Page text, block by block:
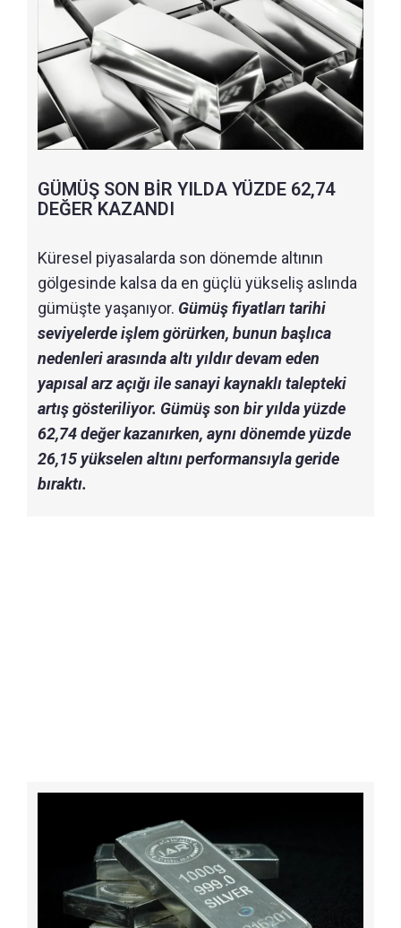
GÜMÜŞ SON BİR YILDA YÜZDE 62,74
DEĞER KAZANDI
Küresel piyasalarda son dönemde altının
gölgesinde kalsa da en güçlü yükseliş aslında
gümüşte yaşanıyor. Gümüş fiyatları tarihi
seviyelerde işlem görürken, bunun başlıca
nedenleri arasında altı yıldır devam eden
yapısal arz açığı ile sanayi kaynaklı talepteki
artış gösteriliyor. Gümüş son bir yılda yüzde
62,74 değer kazanırken, aynı dönemde yüzde
26,15 yükselen altını performansıyla geride
bıraktı.